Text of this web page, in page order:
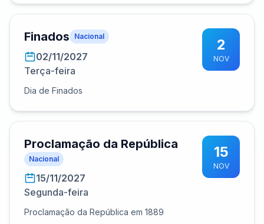
Finados Nacional
02/11/2027
Terça-feira
Dia de Finados
2
NOV
Proclamação da República
Nacional
15/11/2027
Segunda-feira
Proclamação da República em 1889
15
NOV